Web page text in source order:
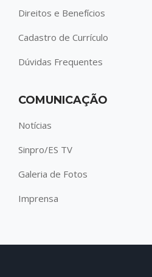
Direitos e Benefícios
Cadastro de Currículo
Dúvidas Frequentes
COMUNICAÇÃO
Notícias
Sinpro/ES TV
Galeria de Fotos
Imprensa